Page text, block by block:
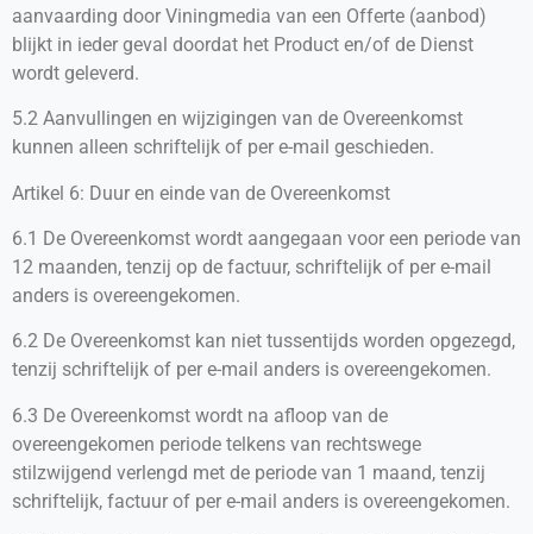
aanvaarding door Viningmedia van een Offerte (aanbod)
blijkt in ieder geval doordat het Product en/of de Dienst
wordt geleverd.
5.2 Aanvullingen en wijzigingen van de Overeenkomst
kunnen alleen schriftelijk of per e-mail geschieden.
Artikel 6: Duur en einde van de Overeenkomst
6.1 De Overeenkomst wordt aangegaan voor een periode van
12 maanden, tenzij op de factuur, schriftelijk of per e-mail
anders is overeengekomen.
6.2 De Overeenkomst kan niet tussentijds worden opgezegd,
tenzij schriftelijk of per e-mail anders is overeengekomen.
6.3 De Overeenkomst wordt na afloop van de
overeengekomen periode telkens van rechtswege
stilzwijgend verlengd met de periode van 1 maand, tenzij
schriftelijk, factuur of per e-mail anders is overeengekomen.